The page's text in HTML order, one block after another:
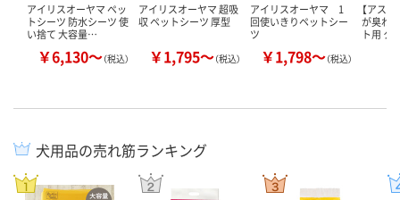
アイリスオーヤマ ペッ
トシーツ 防水シーツ 使
い捨て 大容量…
￥6,130～（税込）
アイリスオーヤマ 超吸
収 ペットシーツ 厚型
￥1,795～（税込）
アイリスオーヤマ 1
回使いきりペットシー
ツ
￥1,798～（税込）
【アス
が臭わ
ト用 ク
犬用品の売れ筋ランキング